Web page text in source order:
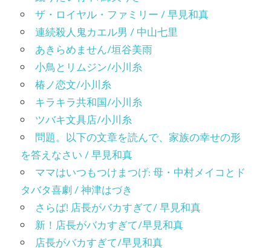
ザ・ロイヤル・ファミリー / 早見和真
連続殺人鬼カエル男 / 中山七里
あきらめません/垣谷美雨
小鳥とリムジン/小川糸
椿ノ恋文/小川糸
キラキラ共和国/小川糸
ツバキ文具店/小川糸
問題。以下の文章を読んで、家族の幸せの形
を答えなさい / 早見和真
ママはいつもつけまつげ: 母・中村メイコとド
タバタ喜劇 / 神津はづき
さらば! 店長がバカすぎて/ 早見和真
新！店長がバカすぎて/早見和真
店長がバカすぎて/早見和真